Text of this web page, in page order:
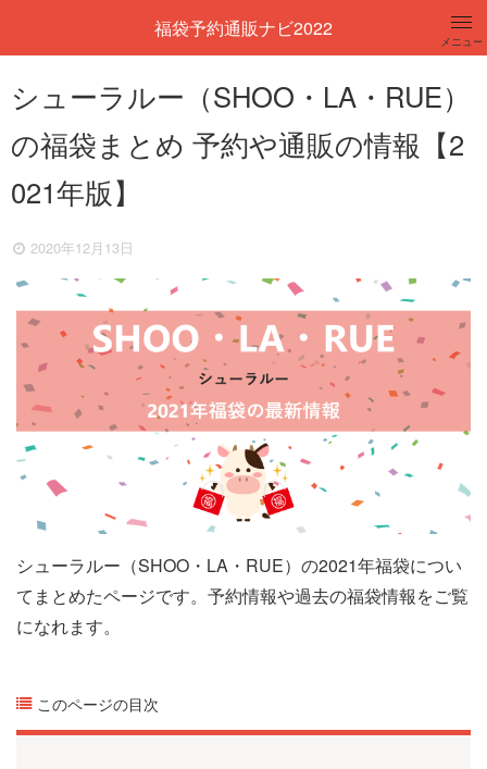
福袋予約通販ナビ2022
メニュー
レディース
メンズ
キッズ
コスメ
百貨店
シューラルー（SHOO・LA・RUE）
の福袋まとめ 予約や通販の情報【2
021年版】
2020年12月13日
シューラルー（SHOO・LA・RUE）の2021年福袋につい
てまとめたページです。予約情報や過去の福袋情報をご覧
になれます。
このページの目次